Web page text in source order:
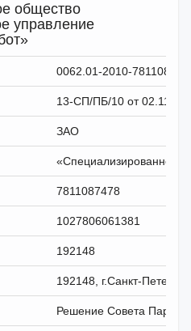
общество
управление
0062.01-2010-
13-СП/ПБ/10 от
ЗАО
«Специализированное
7811087478
1027806061381
192148
192148, г.Санкт-
Решение Совета